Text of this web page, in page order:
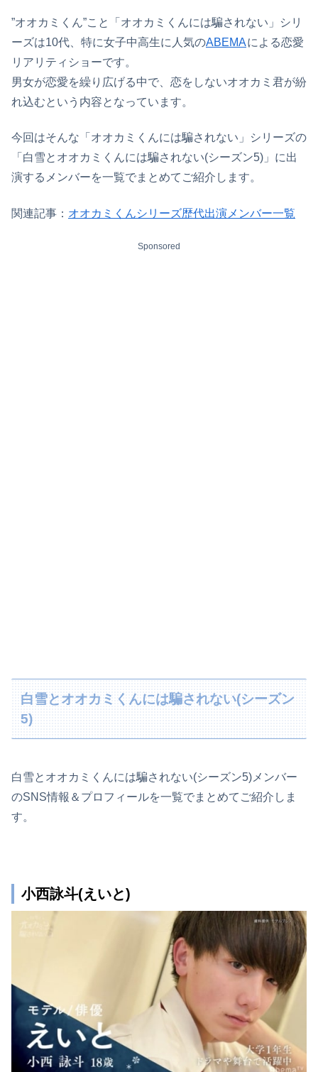
”オオカミくん”こと「オオカミくんには騙されない」シリ
ーズは10代、特に女子中高生に人気のABEMAによる恋愛
リアリティショーです。
男女が恋愛を繰り広げる中で、恋をしないオオカミ君が紛
れ込むという内容となっています。
今回はそんな「オオカミくんには騙されない」シリーズの
「白雪とオオカミくんには騙されない(シーズン5)」に出
演するメンバーを一覧でまとめてご紹介します。
関連記事： オオカミくんシリーズ歴代出演メンバー一覧
Sponsored
白雪とオオカミくんには騙されない(シーズン
5)
白雪とオオカミくんには騙されない(シーズン5)メンバー
のSNS情報＆プロフィールを一覧でまとめてご紹介しま
す。
小西詠斗(えいと)